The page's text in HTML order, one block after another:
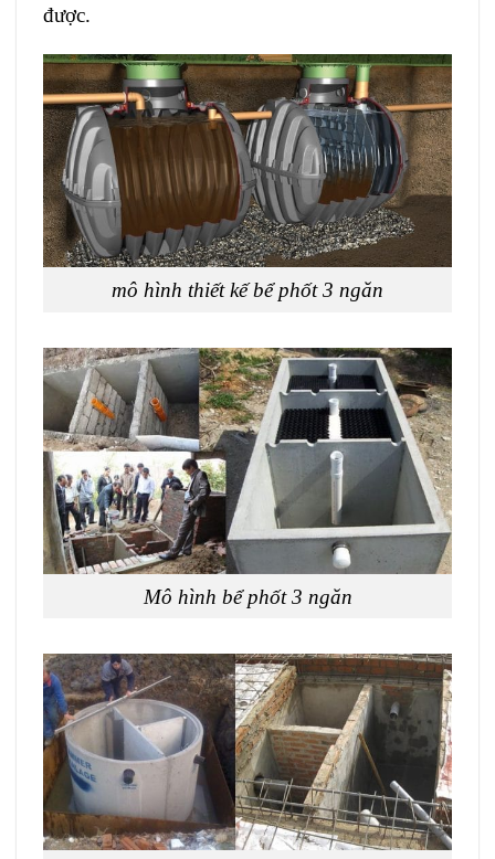
được.
mô hình thiết kế bể phốt 3 ngăn
Mô hình bể phốt 3 ngăn